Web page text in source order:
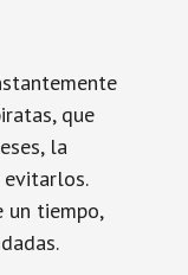
que
la
un tiempo,